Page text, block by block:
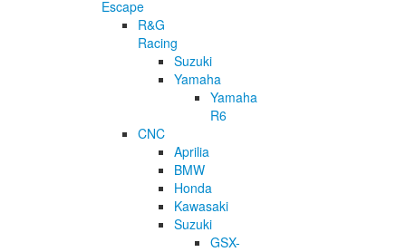
Escape
R&G
Racing
Suzuki
Yamaha
Yamaha
R6
CNC
Aprilia
BMW
Honda
Kawasaki
Suzuki
GSX-